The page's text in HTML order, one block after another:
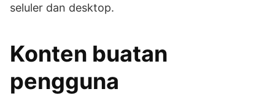
seluler dan desktop.
Konten buatan
pengguna